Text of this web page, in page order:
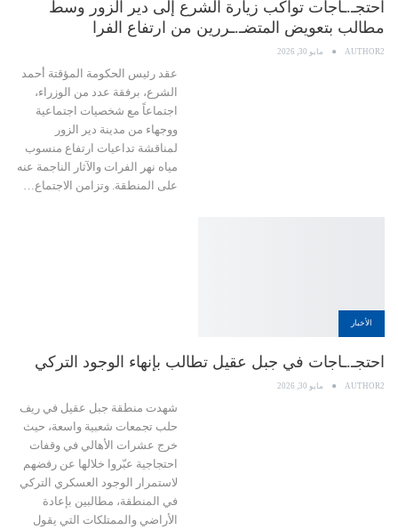
احتجـ.ـاجات تواكب زيارة الشرع إلى دير الزور وسط
مطالب بتعويض المتضـ.ـررين من ارتفاع الفرا
AUTHOR2 مايو 30, 2026
عقد رئيس الحكومة المؤقتة أحمد
الشرع، برفقة عدد من الوزراء،
اجتماعاً مع شخصيات اجتماعية
ووجهاء من مدينة دير الزور
لمناقشة تداعيات ارتفاع منسوب
مياه نهر الفرات والآثار الناجمة عنه
على المنطقة. وتزامن الاجتماع…
الأخبار
احتجـ.ـاجات في جبل عقيل تطالب بإنهاء الوجود التركي
AUTHOR2 مايو 30, 2026
شهدت منطقة جبل عقيل في ريف
حلب تجمعات شعبية واسعة، حيث
خرج عشرات الأهالي في وقفات
احتجاجية عبّروا خلالها عن رفضهم
لاستمرار الوجود العسكري التركي
في المنطقة، مطالبين بإعادة
الأراضي والممتلكات التي يقول